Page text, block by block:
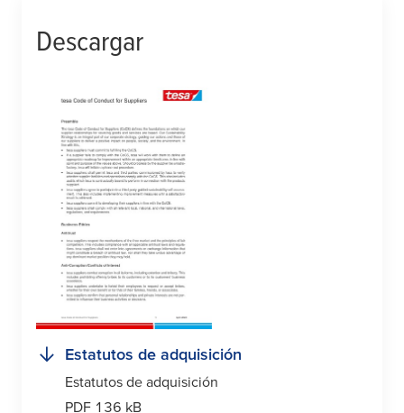
Descargar
Estatutos de adquisición
Estatutos de adquisición
PDF 136 kB